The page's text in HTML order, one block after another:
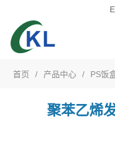
首页 / 产品中心 / PS饭
聚苯乙烯